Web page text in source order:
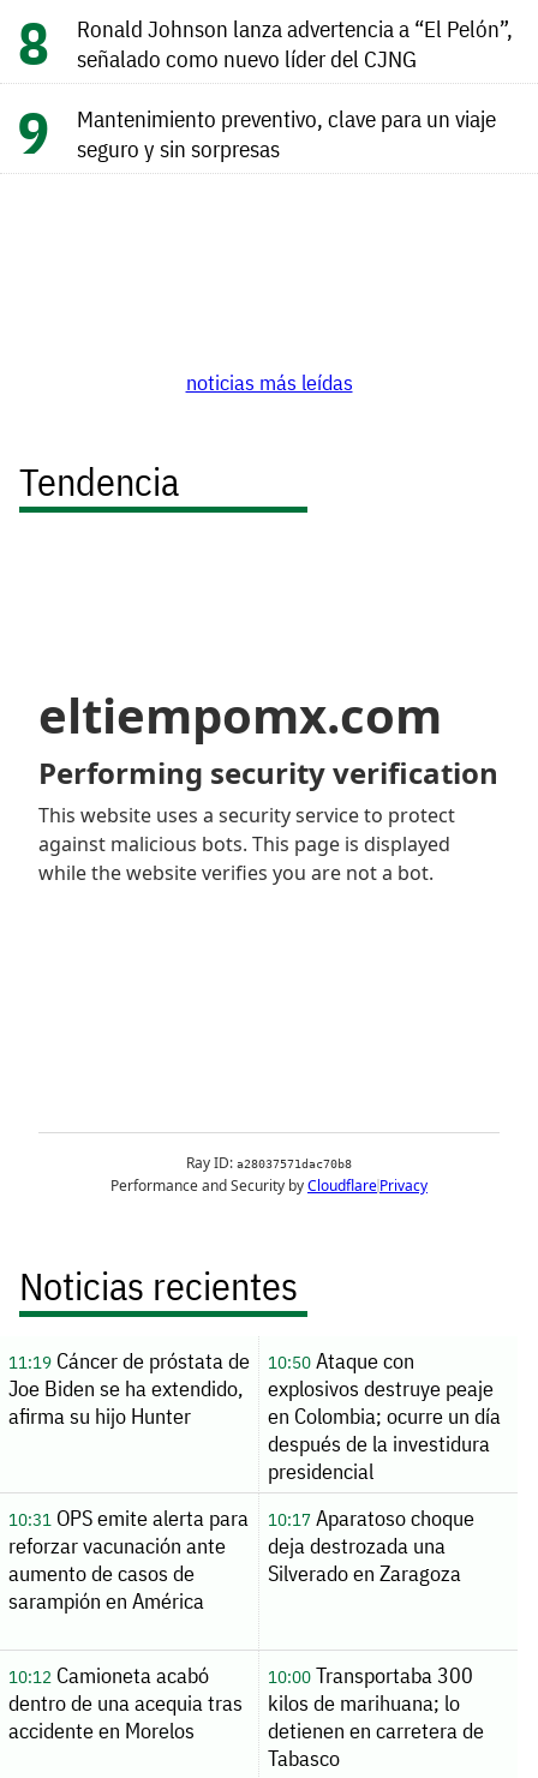
Ronald Johnson lanza advertencia a “El Pelón”,
señalado como nuevo líder del CJNG
Mantenimiento preventivo, clave para un viaje
seguro y sin sorpresas
noticias más leídas
Tendencia
Noticias recientes
11:19Cáncer de próstata de
Joe Biden se ha extendido,
afirma su hijo Hunter
10:50Ataque con
explosivos destruye peaje
en Colombia; ocurre un día
después de la investidura
presidencial
10:31OPS emite alerta para
reforzar vacunación ante
aumento de casos de
sarampión en América
10:17Aparatoso choque
deja destrozada una
Silverado en Zaragoza
10:12Camioneta acabó
dentro de una acequia tras
accidente en Morelos
10:00Transportaba 300
kilos de marihuana; lo
detienen en carretera de
Tabasco